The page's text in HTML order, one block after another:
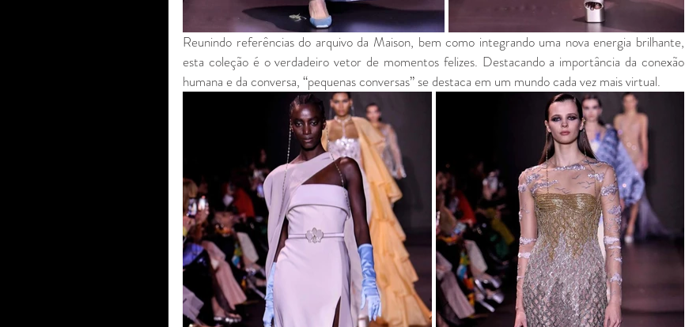
Reunindo referências do arquivo da Maison, bem como integrando uma nova energia brilhante,
esta coleção é o verdadeiro vetor de momentos felizes. Destacando a importância da conexão
humana e da conversa, “pequenas conversas” se destaca em um mundo cada vez mais virtual.